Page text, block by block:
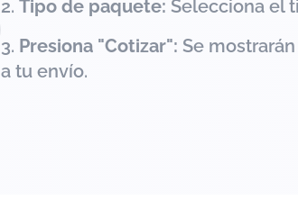
Tipo de paquete: Selecciona el
Presiona "Cotizar": Se
a tu envío.